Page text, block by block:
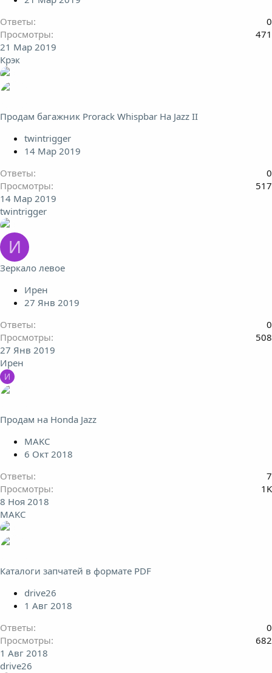
Ответы
0
Просмотры
471
21 Мар 2019
Крэк
Продам багажник Prorack Whispbar На Jazz II
twintrigger
14 Мар 2019
Ответы
0
Просмотры
517
14 Мар 2019
twintrigger
И
Зеркало левое
Ирен
27 Янв 2019
Ответы
0
Просмотры
508
27 Янв 2019
Ирен
И
Продам на Honda Jazz
MAKC
6 Окт 2018
Ответы
7
Просмотры
1K
8 Ноя 2018
MAKC
Каталоги запчатей в формате PDF
drive26
1 Авг 2018
Ответы
0
Просмотры
682
1 Авг 2018
drive26